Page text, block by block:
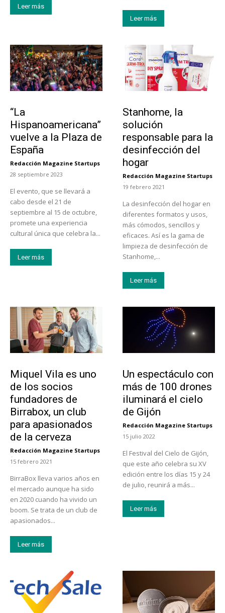
Leer más
Leer más
“La
Hispanoamericana”
vuelve a la Plaza de
España
Redacción Magazine Startups
-
28 septiembre 2023
El evento, que se llevará a
cabo desde el 21 de
septiembre al 15 de octubre,
promete una experiencia
cultural única que celebra la...
Leer más
Stanhome, la
solución
responsable para la
desinfección del
hogar
Redacción Magazine Startups
-
19 febrero 2021
La desinfección del hogar en
diferentes formatos y usos,
más cómodos, sencillos y
eficaces. Así es la gama de
limpieza de desinfección de
Stanhome,...
Leer más
Miquel Vila es uno
de los socios
fundadores de
Birrabox, un club
para apasionados
de la cerveza
Redacción Magazine Startups
-
15 febrero 2021
BirraBox lleva varios años en
el mercado aunque ha sido
en 2020 cuando ha vivido un
boom. Se trata de un club de
apasionados...
Leer más
Un espectáculo con
más de 100 drones
iluminará el cielo
de Gijón
Redacción Magazine Startups
-
15 julio 2022
El Festival del Cielo de Gijón,
que este año celebra su XV
edición entre los días 15 y 24
de julio, reunirá a más...
Leer más